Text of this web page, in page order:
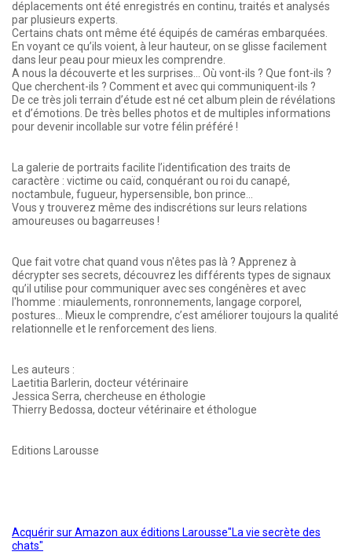
déplacements ont été enregistrés en continu, traités et analysés
par plusieurs experts.
Certains chats ont même été équipés de caméras embarquées.
En voyant ce qu’ils voient, à leur hauteur, on se glisse facilement
dans leur peau pour mieux les comprendre.
A nous la découverte et les surprises... Où vont-ils ? Que font-ils ?
Que cherchent-ils ? Comment et avec qui communiquent-ils ?
De ce très joli terrain d’étude est né cet album plein de révélations
et d’émotions. De très belles photos et de multiples informations
pour devenir incollable sur votre félin préféré !
La galerie de portraits facilite l’identification des traits de
caractère : victime ou caïd, conquérant ou roi du canapé,
noctambule, fugueur, hypersensible, bon prince...
Vous y trouverez même des indiscrétions sur leurs relations
amoureuses ou bagarreuses !
Que fait votre chat quand vous n'êtes pas là ? Apprenez à
décrypter ses secrets, découvrez les différents types de signaux
qu’il utilise pour communiquer avec ses congénères et avec
l'homme : miaulements, ronronnements, langage corporel,
postures... Mieux le comprendre, c’est améliorer toujours la qualité
relationnelle et le renforcement des liens.
Les auteurs :
Laetitia Barlerin, docteur vétérinaire
Jessica Serra, chercheuse en éthologie
Thierry Bedossa, docteur vétérinaire et éthologue
Editions Larousse
Acquérir sur Amazon aux éditions Larousse"La vie secrète des
chats"